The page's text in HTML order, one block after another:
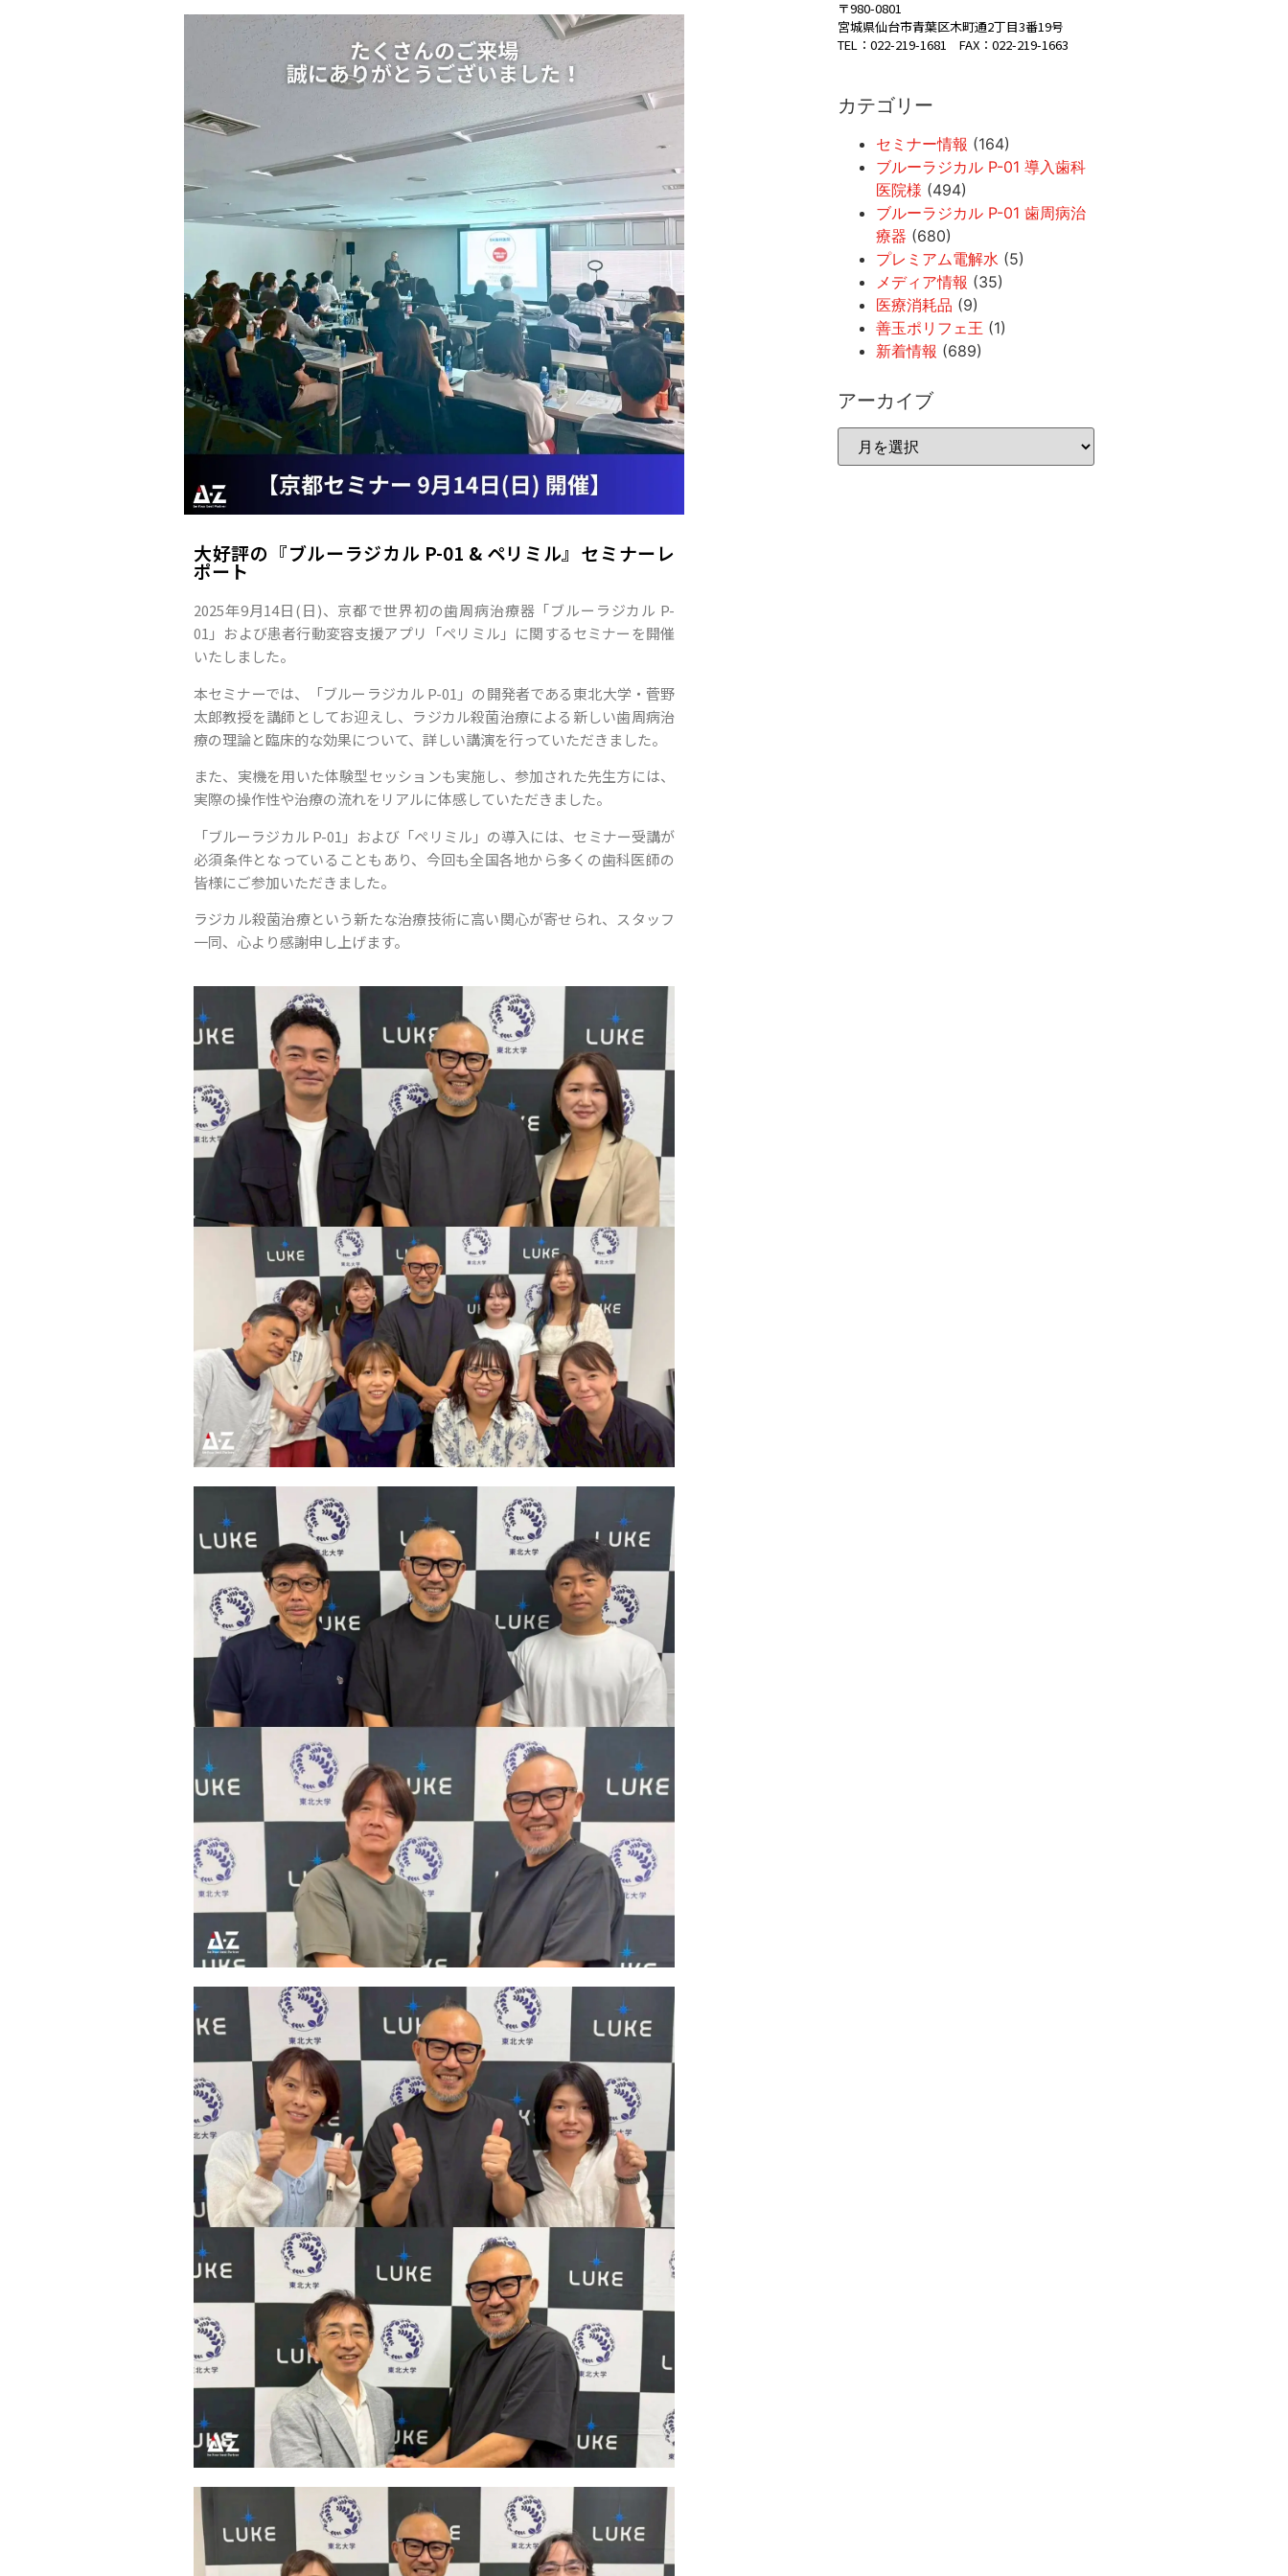
大好評の『ブルーラジカル P-01 & ペリミル』セミナーレ
ポート
2025年9月14日(日)、京都で世界初の歯周病治療器「ブルーラジカル P-
01」および患者行動変容支援アプリ「ペリミル」に関するセミナーを開催
いたしました。
本セミナーでは、「ブルーラジカル P-01」の開発者である東北大学・菅野
太郎教授を講師としてお迎えし、ラジカル殺菌治療による新しい歯周病治
療の理論と臨床的な効果について、詳しい講演を行っていただきました。
また、実機を用いた体験型セッションも実施し、参加された先生方には、
実際の操作性や治療の流れをリアルに体感していただきました。
「ブルーラジカル P-01」および「ペリミル」の導入には、セミナー受講が
必須条件となっていることもあり、今回も全国各地から多くの歯科医師の
皆様にご参加いただきました。
ラジカル殺菌治療という新たな治療技術に高い関心が寄せられ、スタッフ
一同、心より感謝申し上げます。
〒980-0801
宮城県仙台市青葉区木町通2丁目3番19号
TEL：022-219-1681 FAX：022-219-1663
カテゴリー
セミナー情報 (164)
ブルーラジカル P-01 導入歯科
医院様 (494)
ブルーラジカル P-01 歯周病治
療器 (680)
プレミアム電解水 (5)
メディア情報 (35)
医療消耗品 (9)
善玉ポリフェ王 (1)
新着情報 (689)
アーカイブ